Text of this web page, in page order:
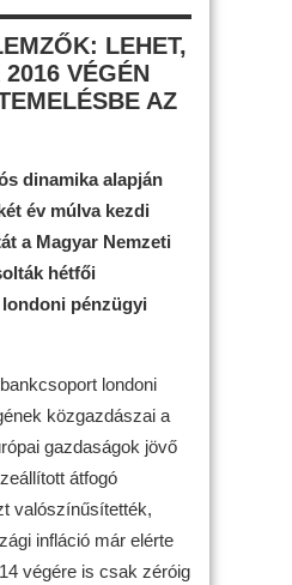
LEHET,
VÉGÉN
AZ
dinamika alapján
év múlva kezdi
a Magyar Nemzeti
hétfői
pénzügyi
londoni
közgazdászai a
gazdaságok jövő
átfogó
valószínűsítették,
infláció már elérte
végére is csak zéróig